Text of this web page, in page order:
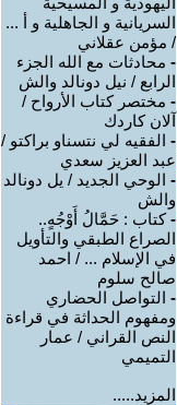
السريانية و الجاهلية و أ ...
/ مؤمن عقلاني
- محادثات مع الله الجزء
الرابع / نيل دونالد والش
- مختصر كتاب الأرواح /
آلان كاردك
- الفقيه لي نتسناو براكتو /
عبد العزيز سعدي
- الوحي الجديد / يل دونالد
والش
-كتاب : حَمَّالُ أَوْجُهٍ..
الصراع الطبقي والتأويل
في الإسلام ... / احمد
صالح سلوم
- التواصل الحضاري
ومفهوم الحداثة في قراءة
النص القراني / عمار
التميمي
المزيد.....